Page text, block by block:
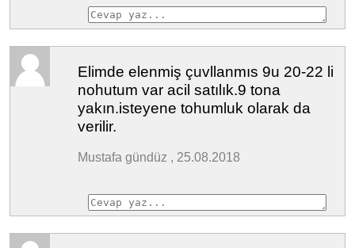
Elimde elenmiş çuvllanmıs 9u 20-22 li
nohutum var acil satılık.9 tona
yakın.isteyene tohumluk olarak da
verilir.
Mustafa gündüz , 25.08.2018